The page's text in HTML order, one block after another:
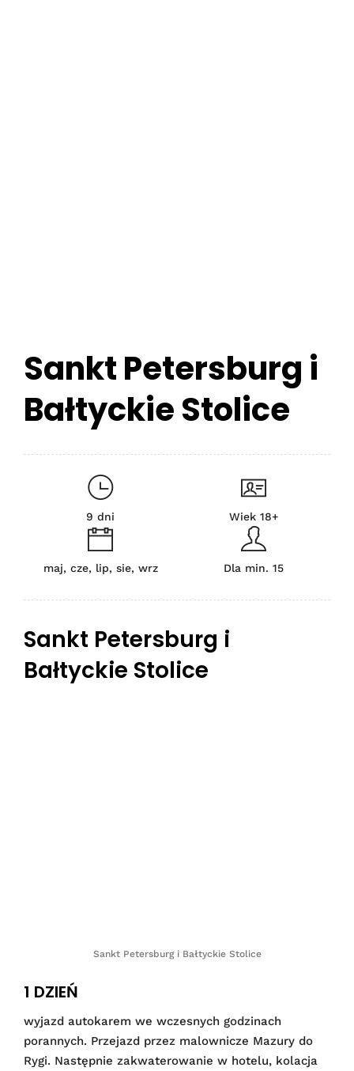
Sankt Petersburg i
Bałtyckie Stolice
9 dni Wiek 18+
maj, cze, lip, sie, wrz Dla min. 15
Sankt Petersburg i
Bałtyckie Stolice
Sankt Petersburg i Bałtyckie Stolice
1 DZIEŃ
wyjazd autokarem we wczesnych godzinach
porannych. Przejazd przez malownicze Mazury do
Rygi. Następnie zakwaterowanie w hotelu, kolacja